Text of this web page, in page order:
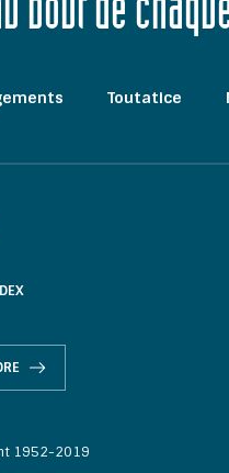
bout de
Toutatice
1952-2019